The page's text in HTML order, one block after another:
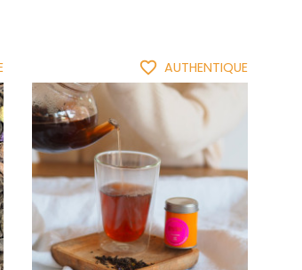
favorite_border AUTHENTIQUE